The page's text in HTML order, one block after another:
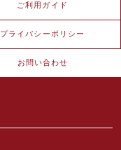
ご利用ガイド
プライバシーポリシー
お問い合わせ